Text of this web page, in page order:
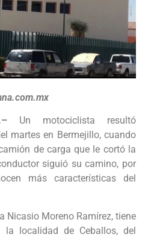
Un motociclista resultó
martes en Bermejillo, cuando
de carga que le cortó la
siguió su camino, por
más características del
Nicasio Moreno Ramírez, tiene
localidad de Ceballos, del